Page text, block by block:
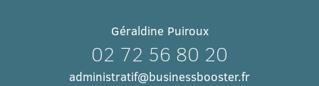
Géraldine Puiroux
02 72 56 80 20
administratif@businessbooster.fr